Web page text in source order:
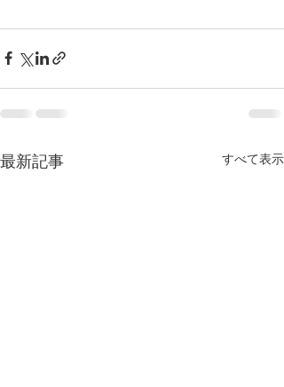
最新記事 すべて表示